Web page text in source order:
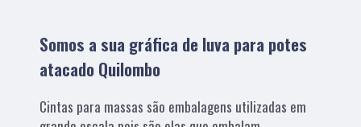
Somos a sua gráfica de luva para potes
atacado Quilombo
Cintas para massas são embalagens utilizadas em